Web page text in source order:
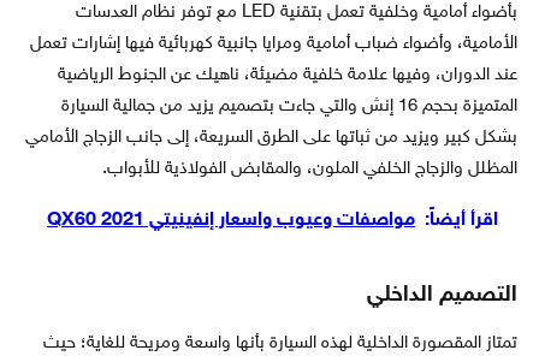
بأضواء أمامية وخلفية تعمل بتقنية LED مع توفر نظام العدسات
الأمامية، وأضواء ضباب أمامية ومرايا جانبية كهربائية فيها إشارات تعمل
عند الدوران، وفيها علامة خلفية مضيئة، ناهيك عن الجنوط الرياضية
المتميزة بحجم 16 إنش والتي جاءت بتصميم يزيد من جمالية السيارة
بشكل كبير ويزيد من ثباتها على الطرق السريعة، إلى جانب الزجاج الأمامي
المظلل والزجاج الخلفي الملون، والمقابض الفولاذية للأبواب.
اقرأ أيضاً: مواصفات وعيوب واسعار إنفينيتي QX60 2021
التصميم الداخلي
تمتاز المقصورة الداخلية لهذه السيارة بأنها واسعة ومريحة للغاية؛ حيث